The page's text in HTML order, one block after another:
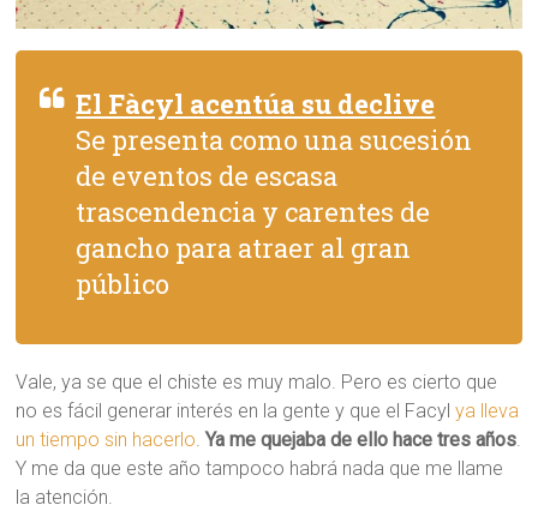
El Fàcyl acentúa su declive
Se presenta como una sucesión
de eventos de escasa
trascendencia y carentes de
gancho para atraer al gran
público
Vale, ya se que el chiste es muy malo. Pero es cierto que
no es fácil generar interés en la gente y que el Facylya lleva
un tiempo sin hacerlo.Ya me quejaba de ello hace tres años.
Y me da que este año tampoco habrá nada que me llame
la atención.